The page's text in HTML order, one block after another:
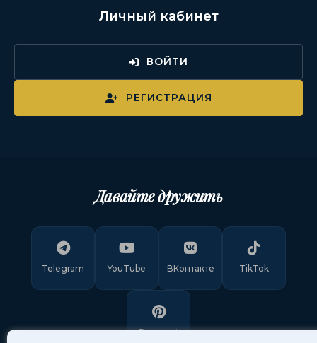
Личный кабинет
ВОЙТИ
РЕГИСТРАЦИЯ
Давайте дружить
Telegram YouTube ВКонтакте TikTok
Pinterest